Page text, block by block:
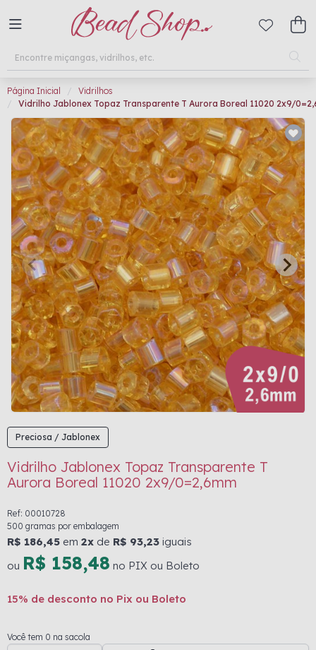
Página Inicial
Vidrilhos
Vidrilho Jablonex Topaz Transparente T Aurora Boreal 11020 2x9/
Preciosa / Jablonex
Vidrilho Jablonex Topaz Transparente T
Aurora Boreal 11020 2x9/0=2,6mm
Ref: 00010728
500 gramas por embalagem
R$ 186,45 em 2x de R$ 93,23 iguais
ou R$ 158,48 no PIX ou Boleto
15% de desconto no Pix ou Boleto
Você tem 0 na sacola